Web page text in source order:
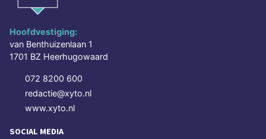
Hoofdvestiging:
van Benthuizenlaan 1
1701 BZ Heerhugowaard
072 8200 600
redactie@xyto.nl
www.xyto.nl
SOCIAL MEDIA